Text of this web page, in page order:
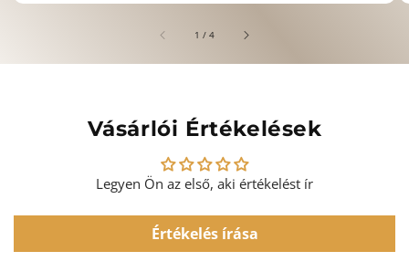
1 / /4
Vásárlói Értékelések
Legyen Ön az első, aki értékelést ír
Értékelés írása